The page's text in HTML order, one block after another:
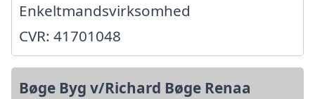
Enkeltmandsvirksomhed
CVR: 41701048
Bøge Byg v/Richard Bøge Renaa